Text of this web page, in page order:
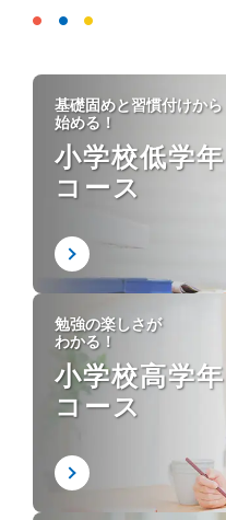
基礎固めと習慣付けから
始める！
小学校低学年
コース
勉強の楽しさが
わかる！
小学校高学年
コース